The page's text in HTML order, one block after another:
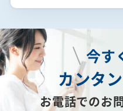
今す
カンタン
お電話でのお